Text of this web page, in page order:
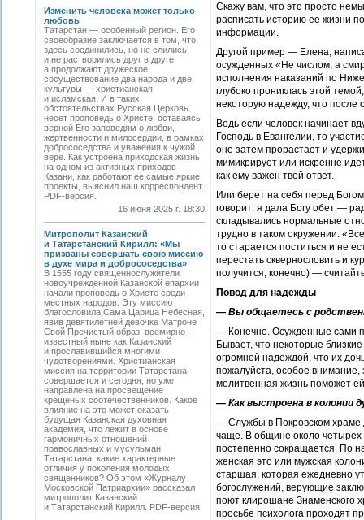
Изменить человека может только
любовь
Татарстан — особенный регион. Его
своеобразие заключается в том, что
здесь соединились, но не слились
и не растворились друг в друге,
а продолжают дружеское
сосуществование два народа и две
культуры — христианская
и исламская. И в таких
обстоятельствах Русская Церковь
несет проповедь о Христе, оставаясь
верной Его заповедям о любви,
жертвенности и милосердии, в рамках
добрососедства и уважения к чужой
вере. Как устроена приходская жизнь
на одном из активных приходов
Казани, как работают ее самые яркие
проекты, выяснил наш корреспондент.
PDF-версия.
16 июня 2025 г. 18:30
Митрополит Казанский
и Татарстанский Кирилл: «Мы
призваны совершать свою миссию
в духе мира и добрососедства»
В 1555 году священнослужители
новоучрежденной Казанской епархии
начали проповедь о Христе среди
местных народов. Эту миссию
благословила Сама Царица Небесная,
явив девятилетней девочке Матроне
Свой Пречистый образ, всемирно ­
известный ныне как Казанский
и прославившийся многими
чудотворениями. Христианская
миссия на территории Татарстана
совершается и сегодня, но уже
направлена на просвещение
крещеных соотечественников. Какое
влияние на это может оказать
будущая Казанская духовная
академия, что лежит в основе
гармоничных отношений
православных и мусульман
Татарстана, какие характерные
отличия у поколения молодых
священников? Об этом «Журналу
Московской Патриархии» рассказал
митрополит Казанский
и Татарстанский Кирилл. PDF-версия.
Скажу вам, что это просто
расписать историю ее жизни
информации.
Другой пример — Елена,
осужденных «Не числом, а
исполнения наказаний по
глубоко прониклась этой
некоторую надежду, что
Ведь если человек начинает
Господь в Евангелии, то
оно затем прорастает и
мимикрирует или искренне
как ему важен твой ответ.
Или берет на себя перед
говорит: я дала Богу обет ­—
складывались нормальные
трудно в таком окружении.
то старается поститься и не
перестать сквернословить и
получится, конечно) —
Повод для надежды
— Вы общаетесь с
— Конечно. Осужденные сами
Бывает, что некоторые
огромной надеждой, что их
пожалуйста, особое внимание,
молитвенная жизнь поможет
— Как выстроена в колонии
— Службы в Покровском храме
чаще. В общине около четырех
постепенно сокращается. По
женская это или мужская
старшая, которая ежедневно
богослужений, верующие
поют клирошане Знаменского
просьбе психолога проходят